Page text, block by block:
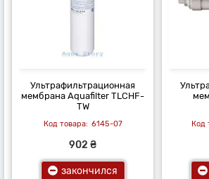
Ультрафильтрационная
мембрана Aquafilter TLCHF-
TW
6145-07
902 ₴
закончился